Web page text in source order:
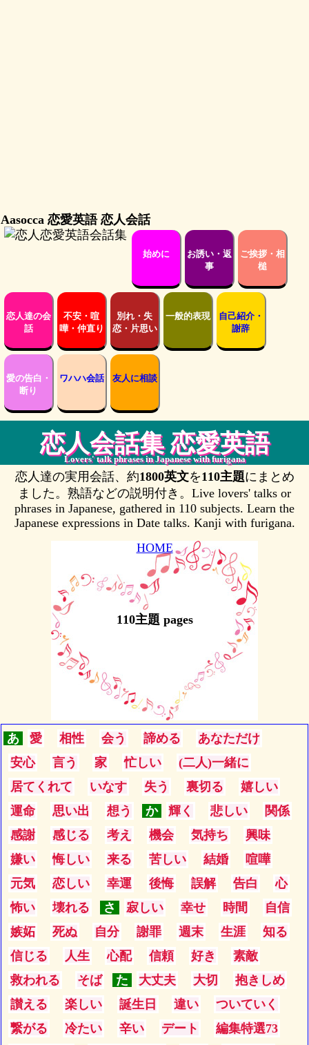
Aasocca 恋愛英語 恋人会話
始めに
お誘い・返
事
ご挨拶・相
槌
恋人達の会
話
不安・喧
嘩・仲直り
別れ・失
恋・片思い
一般的表現
自己紹介・
謝辞
愛の告白・
断り
ワハハ会話 友人に相談
恋人会話集 恋愛英語
Lovers' talk phrases in Japanese with furigana
恋人達の実用会話、約1800英文を110主題にまとめ
ました。熟語などの説明付き。Live lovers' talks or
phrases in Japanese, gathered in 110 subjects. Learn the
Japanese expressions in Date talks. Kanji with furigana.
HOME
110主題 pages
あ 愛 相性 会う 諦める
あなただけ
安心
言う 家 忙しい
(二人)一緒に
居てくれて
いなす 失う 裏切る
嬉しい
運命
思い出 想う か 輝く 悲しい
関係
感謝
感じる 考え 機会 気持ち
興味
嫌い
悔しい 来る 苦しい 結婚
喧嘩
元気
恋しい 幸運 後悔 誤解 告白
心
怖い
壊れる さ 寂しい 幸せ 時間
自信
嫉妬
死ぬ 自分 謝罪 週末 生涯
知る
信じる
人生 心配 信頼 好き
素敵
救われる
そば た 大丈夫 大切
抱きしめ
讃える
楽しい 誕生日 違い
ついていく
繋がる
冷たい 辛い デート
編集特選73